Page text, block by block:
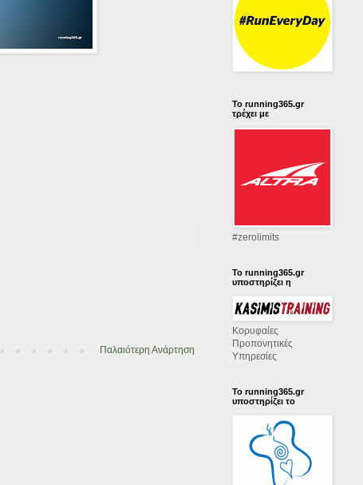
Παλαιότερη Ανάρτηση
Το running365.gr
τρέχει με
‪#‎zerolimits‬
Το running365.gr
υποστηρίζει η
Κορυφαίες
Προπονητικές
Υπηρεσίες
Το running365.gr
υποστηρίζει το